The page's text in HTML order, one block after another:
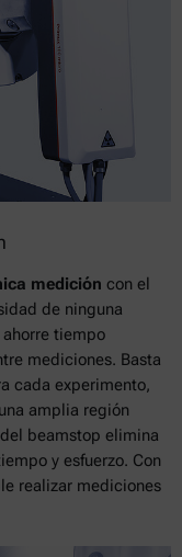
medición con el
de ninguna
tiempo
mediciones. Basta
cada experimento,
amplia región
beamstop elimina
y esfuerzo. Con
realizar mediciones